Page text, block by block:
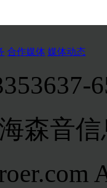
合作媒体 媒体动态
森音